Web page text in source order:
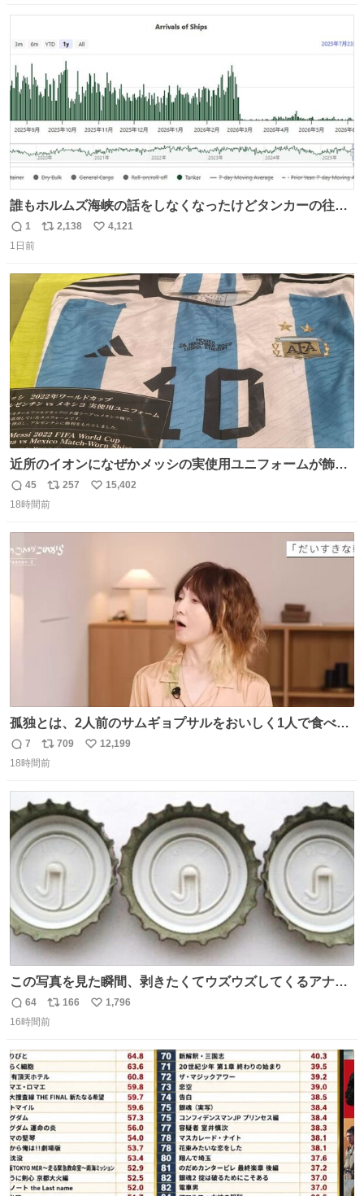
数
誰もホルムズ海峡の話をしなくなったけどタンカーの往来
は消滅したままですねと
返
信
1
リ
ト
数
2,138
い
数
4,121
1日前
近所のイオンになぜかメッシの実使用ユニフォームが飾っ
てあっておもろい
返
信
45
リ
ポ
ト
257
い
15,402
18時間前
孤独とは、2人前のサムギョプサルをおいしく1人で食べる
ことである←好きすぎる
返
信
7
リ
ポ
ト
数
709
い
12,199
18時間前
この写真を見た瞬間、剥きたくてウズウズしてくるアナ
タ、完全なる同世代（笑） #70年代 #80年代 #昭和レト
ロ
返
信
64
リ
ポ
ト
数
166
い
数
1,796
16時間前